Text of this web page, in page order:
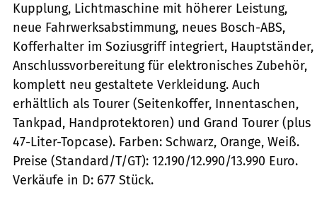
Kupplung, Lichtmaschine mit höherer Leistung,
neue Fahrwerksabstimmung, neues Bosch-ABS,
Kofferhalter im Soziusgriff integriert, Hauptständer,
Anschlussvorbereitung für elektronisches Zubehör,
komplett neu gestaltete Verkleidung. Auch
erhältlich als Tourer (Seitenkoffer, Innen­taschen,
Tankpad, Handprotektoren) und Grand Tourer (plus
47-Liter-Topcase). Farben: Schwarz, Orange, Weiß.
Preise (Standard/T/GT): 12.190/12.990/13.990 Euro.
Verkäufe in D: 677 Stück.